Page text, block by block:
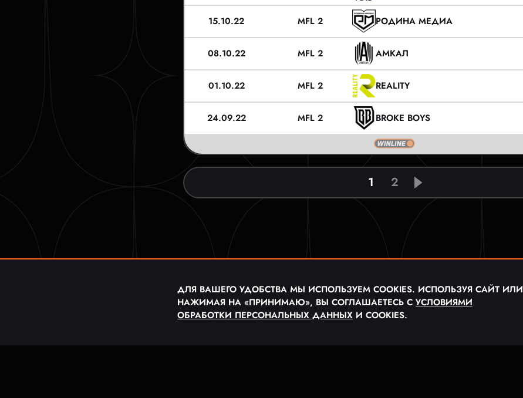
15.10.22 MFL 2 РОДИНА МЕДИА
08.10.22 MFL 2 АМКАЛ
01.10.22 MFL 2 REALITY
24.09.22 MFL 2 BROKE BOYS
1 2
ДЛЯ ВАШЕГО УДОБСТВА МЫ ИСПОЛЬЗУЕМ COOKIES. ИСПОЛЬЗУЯ САЙТ ИЛИ
НАЖИМАЯ НА «ПРИНИМАЮ», ВЫ СОГЛАШАЕТЕСЬ С УСЛОВИЯМИ
ОБРАБОТКИ ПЕРСОНАЛЬНЫХ ДАННЫХ И COOKIES.